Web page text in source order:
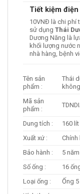
Tiết kiệm điện
10VNĐ là chi phí
sử dụngThái
Dương Năng là
khối lượng nước
nhà hàng, bệnh
Tên sản
phẩm :
Thái
không
Mã sản
phẩm :
Dung tích :
160 lít
Xuất xứ :
Chính
Bảo hành :
5 năm
Số ống :
16
Loại ống :
Ống